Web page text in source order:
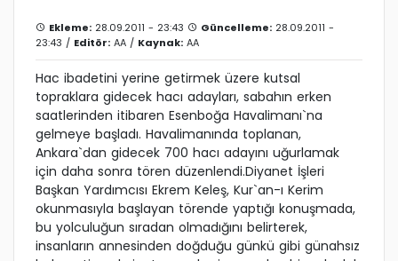
Ekleme: 28.09.2011 - 23:43 Güncelleme: 28.09.2011 -
23:43 / Editör: AA / Kaynak: AA
Hac ibadetini yerine getirmek üzere kutsal
topraklara gidecek hacı adayları, sabahın erken
saatlerinden itibaren Esenboğa Havalimanı`na
gelmeye başladı. Havalimanında toplanan,
Ankara`dan gidecek 700 hacı adayını uğurlamak
için daha sonra tören düzenlendi.Diyanet İşleri
Başkan Yardımcısı Ekrem Keleş, Kur`an-ı Kerim
okunmasıyla başlayan törende yaptığı konuşmada,
bu yolculuğun sıradan olmadığını belirterek,
insanların annesinden doğduğu günkü gibi günahsız